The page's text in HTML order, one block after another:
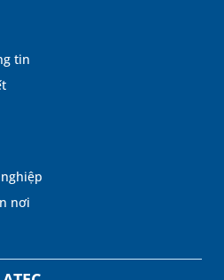
tin
nơi